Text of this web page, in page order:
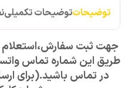
توضیحاتتوضیحات تکمیلی
جهت ثبت
طریق این شماره تماس
در تماس باشید.(برای